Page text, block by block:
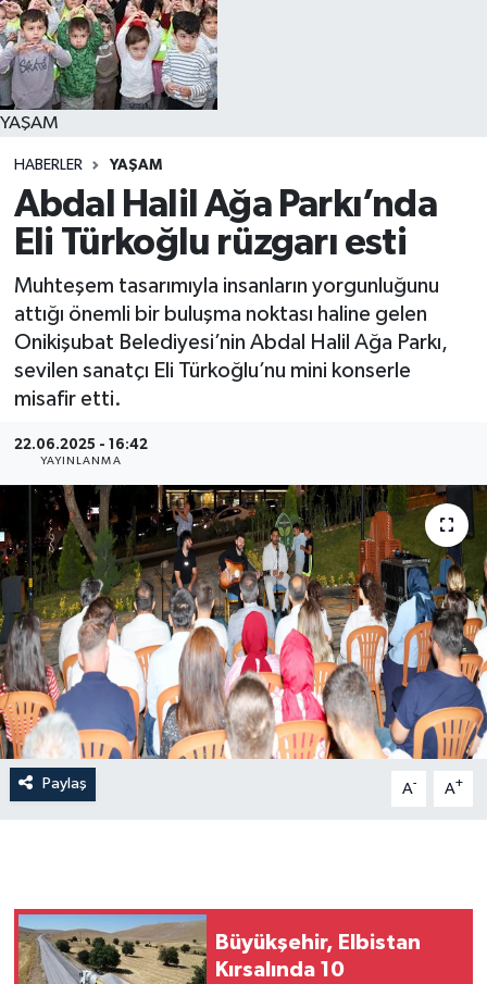
YAŞAM
HABERLER YAŞAM
Abdal Halil Ağa Parkı’nda
Eli Türkoğlu rüzgarı esti
Muhteşem tasarımıyla insanların yorgunluğunu
attığı önemli bir buluşma noktası haline gelen
Onikişubat Belediyesi’nin Abdal Halil Ağa Parkı,
sevilen sanatçı Eli Türkoğlu’nu mini konserle
misafir etti.
22.06.2025 - 16:42
YAYINLANMA
Paylaş A- A+
Büyükşehir, Elbistan
Kırsalında 10
YAŞAM